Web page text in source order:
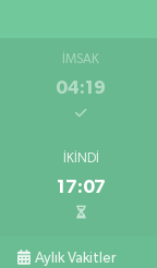
İMSAK
04:19
İKINDI
17:07
Aylık Vakitler